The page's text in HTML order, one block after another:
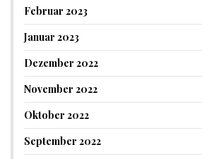
Februar 2023
Januar 2023
Dezember 2022
November 2022
Oktober 2022
September 2022